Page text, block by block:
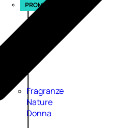
PROMO
Fragranze
Nature
Donna